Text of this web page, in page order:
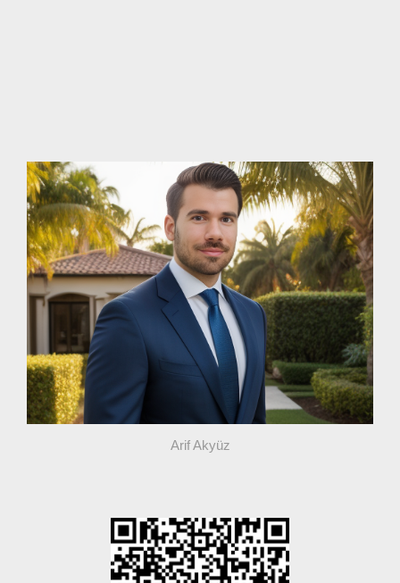
Arif Akyüz